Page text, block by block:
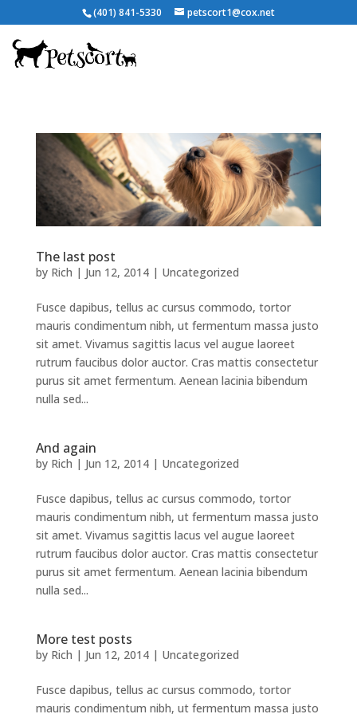
(401) 841-5330 petscort1@cox.net
The last post
by Rich | Jun 12, 2014| Uncategorized
Fusce dapibus, tellus ac cursus commodo, tortor
mauris condimentum nibh, ut fermentum massa justo
sit amet. Vivamus sagittis lacus vel augue laoreet
rutrum faucibus dolor auctor. Cras mattis consectetur
purus sit amet fermentum. Aenean lacinia bibendum
nulla sed...
And again
by Rich | Jun 12, 2014| Uncategorized
Fusce dapibus, tellus ac cursus commodo, tortor
mauris condimentum nibh, ut fermentum massa justo
sit amet. Vivamus sagittis lacus vel augue laoreet
rutrum faucibus dolor auctor. Cras mattis consectetur
purus sit amet fermentum. Aenean lacinia bibendum
nulla sed...
More test posts
by Rich | Jun 12, 2014| Uncategorized
Fusce dapibus, tellus ac cursus commodo, tortor
mauris condimentum nibh, ut fermentum massa justo